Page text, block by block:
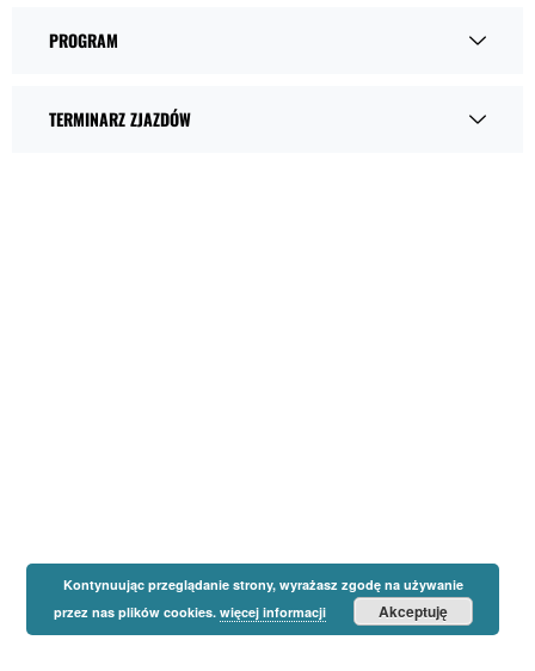
PROGRAM
TERMINARZ ZJAZDÓW
Kontynuując przeglądanie strony, wyrażasz zgodę na używanie
przez nas plików cookies. więcej informacji Akceptuję